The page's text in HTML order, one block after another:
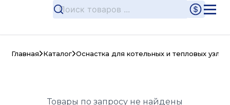
Главная Каталог Оснастка для котельных и тепловых узлов
Товары по запросу не найдены